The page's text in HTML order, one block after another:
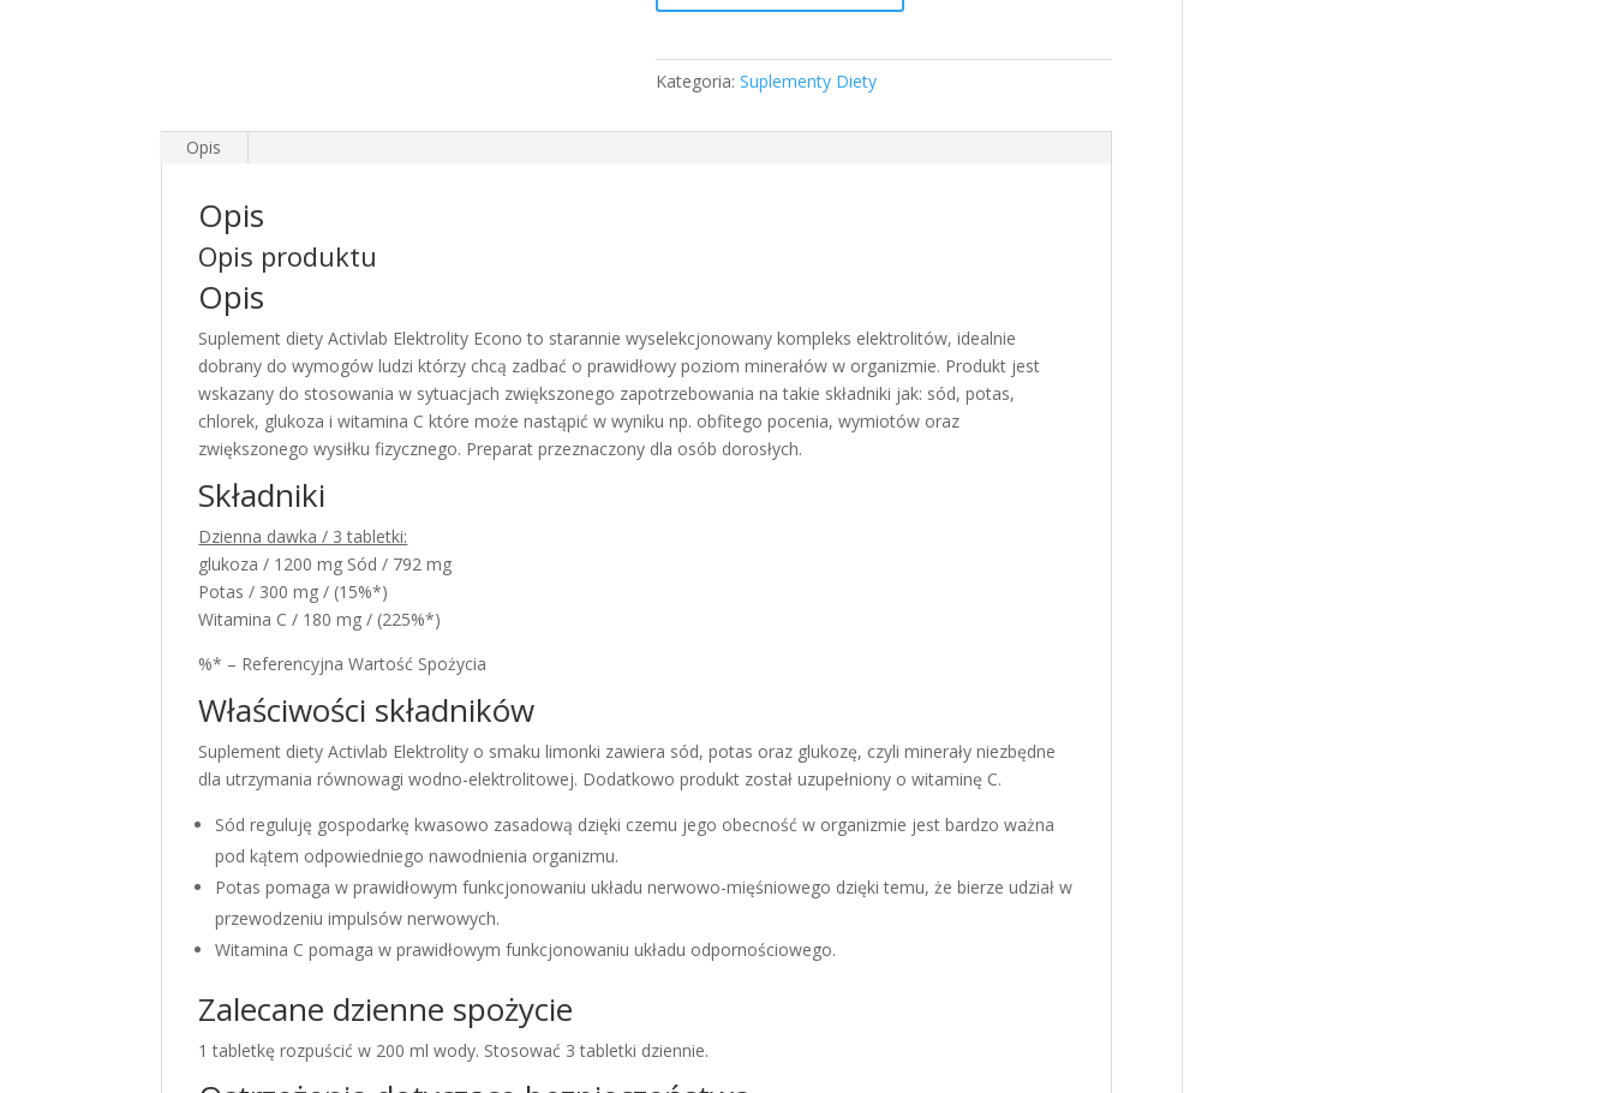
o
limonki,
20
Kategoria:Suplementy Diety
Opis
Opis
Opis produktu
Opis
Suplement diety Activlab Elektrolity Econo to starannie wyselekcjonowany kompleks elektrolitów, idealnie
dobrany do wymogów ludzi którzy chcą zadbać o prawidłowy poziom minerałów w organizmie. Produkt jest
wskazany do stosowania w sytuacjach zwiększonego zapotrzebowania na takie składniki jak: sód, potas,
chlorek, glukoza i witamina C które może nastąpić w wyniku np. obfitego pocenia, wymiotów oraz
zwiększonego wysiłku fizycznego. Preparat przeznaczony dla osób dorosłych.
Składniki
Dzienna dawka / 3 tabletki:
glukoza / 1200 mg Sód / 792 mg
Potas / 300 mg / (15%*)
Witamina C / 180 mg / (225%*)
%* – Referencyjna Wartość Spożycia
Właściwości składników
Suplement diety Activlab Elektrolity o smaku limonki zawiera sód, potas oraz glukozę, czyli minerały niezbędne
dla utrzymania równowagi wodno-elektrolitowej. Dodatkowo produkt został uzupełniony o witaminę C.
Sód reguluję gospodarkę kwasowo zasadową dzięki czemu jego obecność w organizmie jest bardzo ważna
pod kątem odpowiedniego nawodnienia organizmu.
Potas pomaga w prawidłowym funkcjonowaniu układu nerwowo-mięśniowego dzięki temu, że bierze udział w
przewodzeniu impulsów nerwowych.
Witamina C pomaga w prawidłowym funkcjonowaniu układu odpornościowego.
Zalecane dzienne spożycie
1 tabletkę rozpuścić w 200 ml wody. Stosować 3 tabletki dziennie.